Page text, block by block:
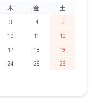
木 金
土
3 4
5
10 11
12
17 18
19
24 25
26